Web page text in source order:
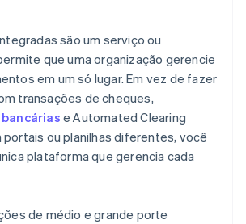
e clínicas
de eventos
são um serviço ou
que uma organização gerencie
em um só lugar. Em vez de fazer
transações de cheques,
e Automated Clearing
portais ou planilhas diferentes, você
plataforma que gerencia cada
de médio e grande porte